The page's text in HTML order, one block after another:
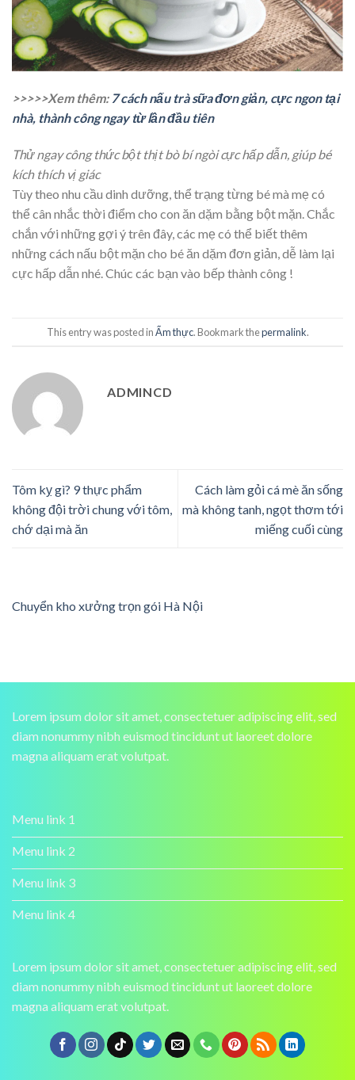
>>>>>Xem thêm: 7 cách nấu trà sữa đơn giản, cực ngon tại
nhà, thành công ngay từ lần đầu tiên
Thử ngay công thức bột thịt bò bí ngòi cực hấp dẫn, giúp bé
kích thích vị giác
Tùy theo nhu cầu dinh dưỡng, thể trạng từng bé mà mẹ có
thể cân nhắc thời điểm cho con ăn dặm bằng bột mặn. Chắc
chắn với những gợi ý trên đây, các mẹ có thể biết thêm
những cách nấu bột mặn cho bé ăn dặm đơn giản, dễ làm lại
cực hấp dẫn nhé. Chúc các bạn vào bếp thành công !
This entry was posted inẨm thực. Bookmark thepermalink.
ADMINCD
Tôm kỵ gì? 9 thực phẩm
không đội trời chung với tôm,
chớ dại mà ăn
Cách làm gỏi cá mè ăn sống
mà không tanh, ngọt thơm tới
miếng cuối cùng
Chuyển kho xưởng trọn gói Hà Nội
Lorem ipsum dolor sit amet, consectetuer adipiscing elit, sed
diam nonummy nibh euismod tincidunt ut laoreet dolore
magna aliquam erat volutpat.
Menu link 1
Menu link 2
Menu link 3
Menu link 4
Lorem ipsum dolor sit amet, consectetuer adipiscing elit, sed
diam nonummy nibh euismod tincidunt ut laoreet dolore
magna aliquam erat volutpat.